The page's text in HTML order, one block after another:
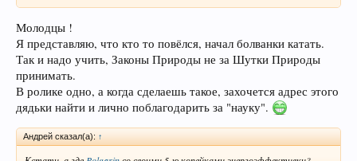
Молодцы !
Я представляю, что кто то повёлся, начал болванки катать.
Так и надо учить, Законы Природы не за Шутки Природы
принимать.
В ролике одно, а когда сделаешь такое, захочется адрес этого
дядьки найти и лично поблагодарить за "науку".
Андрей сказал(а): ↑